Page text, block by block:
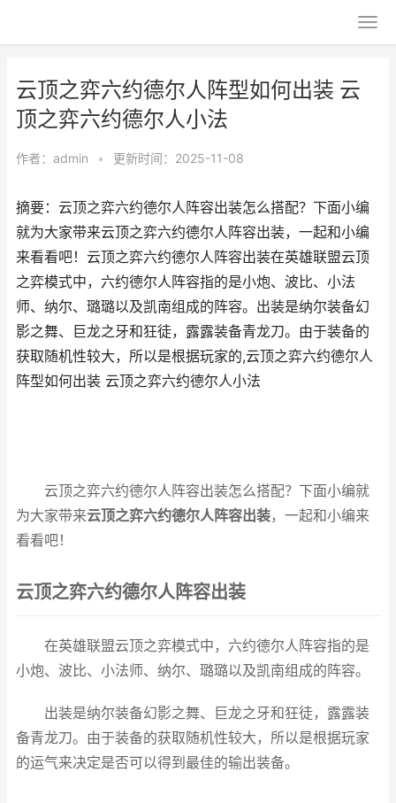
云顶之弈六约德尔人阵型如何出装 云
顶之弈六约德尔人小法
作者： admin • 更新时间：2025-11-08
摘要：云顶之弈六约德尔人阵容出装怎么搭配？下面小编
就为大家带来云顶之弈六约德尔人阵容出装，一起和小编
来看看吧！云顶之弈六约德尔人阵容出装在英雄联盟云顶
之弈模式中，六约德尔人阵容指的是小炮、波比、小法
师、纳尔、璐璐以及凯南组成的阵容。出装是纳尔装备幻
影之舞、巨龙之牙和狂徒，露露装备青龙刀。由于装备的
获取随机性较大，所以是根据玩家的,云顶之弈六约德尔人
阵型如何出装 云顶之弈六约德尔人小法
云顶之弈六约德尔人阵容出装怎么搭配？下面小编就
为大家带来云顶之弈六约德尔人阵容出装，一起和小编来
看看吧！
云顶之弈六约德尔人阵容出装
在英雄联盟云顶之弈模式中，六约德尔人阵容指的是
小炮、波比、小法师、纳尔、璐璐以及凯南组成的阵容。
出装是纳尔装备幻影之舞、巨龙之牙和狂徒，露露装
备青龙刀。由于装备的获取随机性较大，所以是根据玩家
的运气来决定是否可以得到最佳的输出装备。